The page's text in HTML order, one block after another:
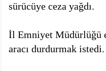
sürücüye ceza yağdı.
İl Emniyet Müdürlüğü
aracı durdurmak istedi.